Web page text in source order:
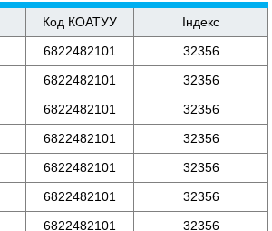
Код КОАТУУ
Індекс
6822482101
32356
6822482101
32356
6822482101
32356
6822482101
32356
6822482101
32356
6822482101
32356
6822482101
32356